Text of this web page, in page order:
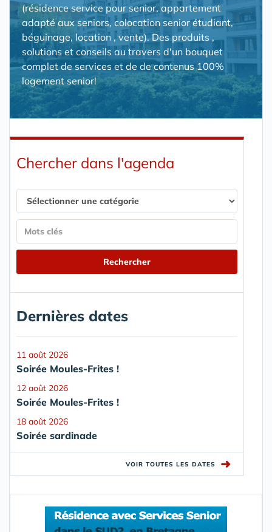
(résidence service pour senior, appartement
adapté aux seniors, colocation senior étudiant,
béguinage, location , vente). Des produits ,
solutions et conseils au travers d'un bouquet
complet de services et de de contenus 100%
logement senior!
Chercher dans l'agenda
Dernières dates
11 août 2026
Soirée Moules-Frites !
12 août 2026
Soirée Moules-Frites !
18 août 2026
Soirée sardinade
VOIR TOUTES LES DATES ➜